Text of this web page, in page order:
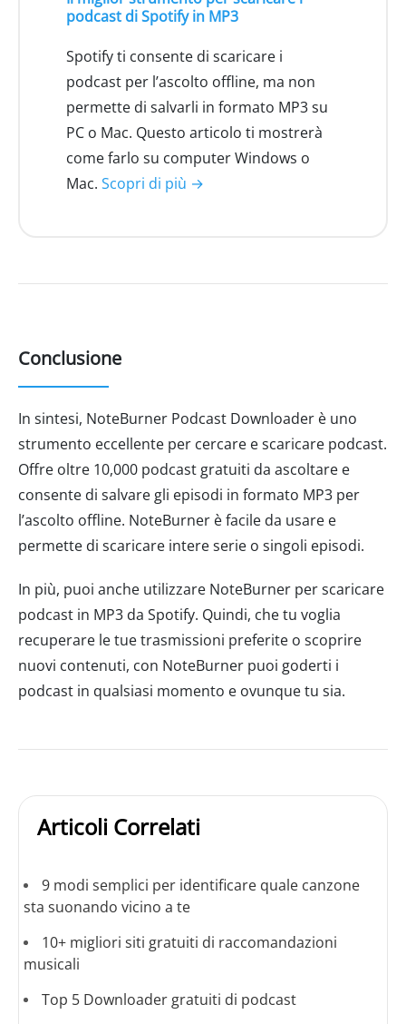
podcast di Spotify in MP3
Spotify ti consente di scaricare i
podcast per l’ascolto offline, ma non
permette di salvarli in formato MP3 su
PC o Mac. Questo articolo ti mostrerà
come farlo su computer Windows o
Mac. Scopri di più →
Conclusione
In sintesi, NoteBurner Podcast Downloader è uno
strumento eccellente per cercare e scaricare podcast.
Offre oltre 10,000 podcast gratuiti da ascoltare e
consente di salvare gli episodi in formato MP3 per
l’ascolto offline. NoteBurner è facile da usare e
permette di scaricare intere serie o singoli episodi.
In più, puoi anche utilizzare NoteBurner per scaricare
podcast in MP3 da Spotify. Quindi, che tu voglia
recuperare le tue trasmissioni preferite o scoprire
nuovi contenuti, con NoteBurner puoi goderti i
podcast in qualsiasi momento e ovunque tu sia.
Articoli Correlati
9 modi semplici per identificare quale canzone
sta suonando vicino a te
10+ migliori siti gratuiti di raccomandazioni
musicali
Top 5 Downloader gratuiti di podcast